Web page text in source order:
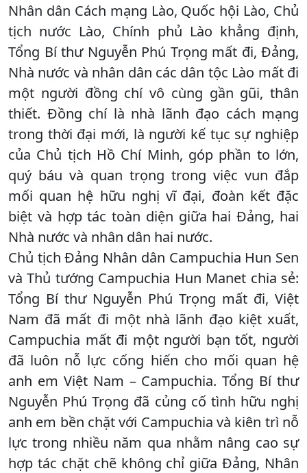
Nhân dân Cách mạng Lào, Quốc hội Lào, Chủ
tịch nước Lào, Chính phủ Lào khẳng định,
Tổng Bí thư Nguyễn Phú Trọng mất đi, Đảng,
Nhà nước và nhân dân các dân tộc Lào mất đi
một người đồng chí vô cùng gần gũi, thân
thiết. Đồng chí là nhà lãnh đạo cách mạng
trong thời đại mới, là người kế tục sự nghiệp
của Chủ tịch Hồ Chí Minh, góp phần to lớn,
quý báu và quan trọng trong việc vun đắp
mối quan hệ hữu nghị vĩ đại, đoàn kết đặc
biệt và hợp tác toàn diện giữa hai Đảng, hai
Nhà nước và nhân dân hai nước.
Chủ tịch Đảng Nhân dân Campuchia Hun Sen
và Thủ tướng Campuchia Hun Manet chia sẻ:
Tổng Bí thư Nguyễn Phú Trọng mất đi, Việt
Nam đã mất đi một nhà lãnh đạo kiệt xuất,
Campuchia mất đi một người bạn tốt, người
đã luôn nỗ lực cống hiến cho mối quan hệ
anh em Việt Nam – Campuchia. Tổng Bí thư
Nguyễn Phú Trọng đã củng cố tình hữu nghị
anh em bền chặt với Campuchia và kiên trì nỗ
lực trong nhiều năm qua nhằm nâng cao sự
hợp tác chặt chẽ không chỉ giữa Đảng, Nhân